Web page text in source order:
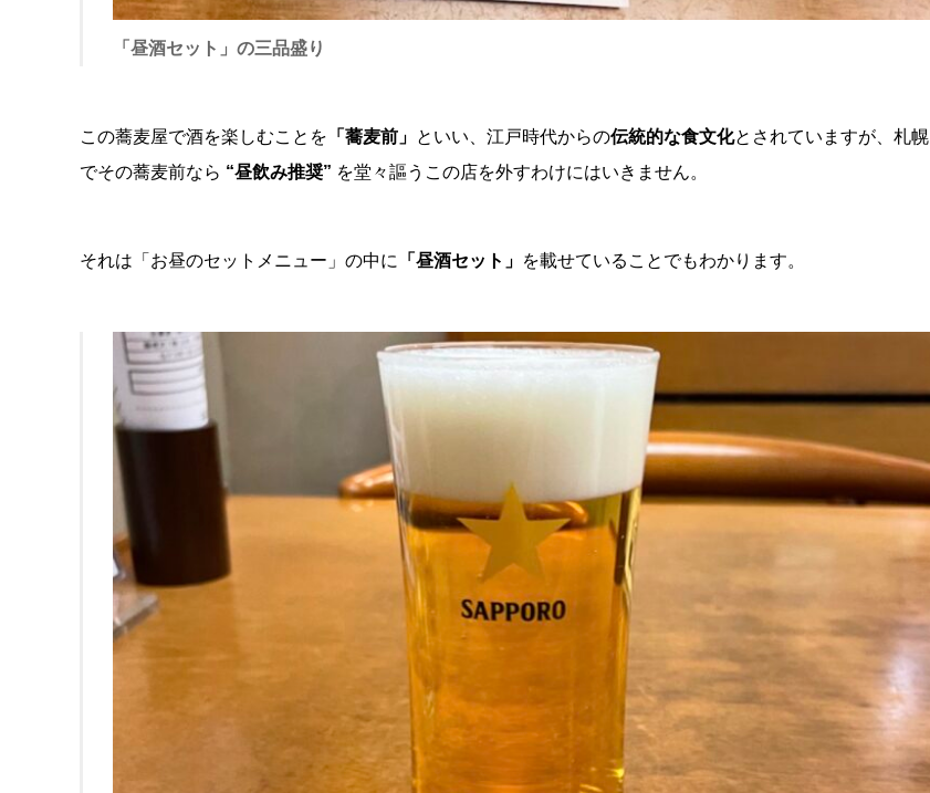
「昼酒セット」の三品盛り
この蕎麦屋で酒を楽しむことを 「蕎麦前」 といい、江戸時代からの伝統的な食文化とされていますが、札幌
でその蕎麦前なら “昼飲み推奨” を堂々謳うこの店を外すわけにはいきません。
それは「お昼のセットメニュー」の中に 「昼酒セット」 を載せていることでもわかります。